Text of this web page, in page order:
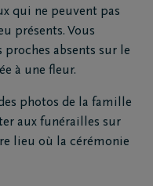
qui ne peuvent pas
présents. Vous
absents sur le
à une fleur.
photos de la famille
aux funérailles sur
lieu où la cérémonie